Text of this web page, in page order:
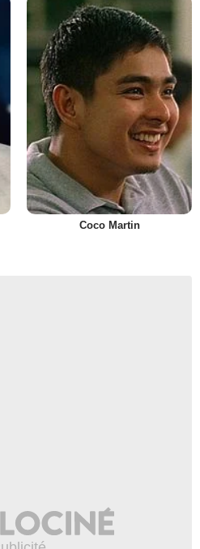
Coco Martin